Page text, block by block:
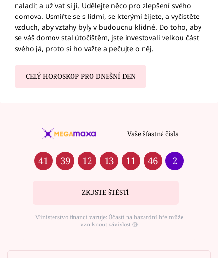
naladit a užívat si ji. Udělejte něco pro zlepšení svého
domova. Usmiřte se s lidmi, se kterými žijete, a vyčistěte
vzduch, aby vztahy byly v budoucnu klidné. Do toho, aby
se váš domov stal útočištěm, jste investovali velkou část
svého já, proto si ho važte a pečujte o něj.
CELÝ HOROSKOP PRO DNEŠNÍ DEN
Vaše šťastná čísla
41 39 12 13 11 46 2
ZKUSTE ŠTĚSTÍ
Ministerstvo financí varuje: Účastí na hazardní hře může
vzniknout závislost ⑱